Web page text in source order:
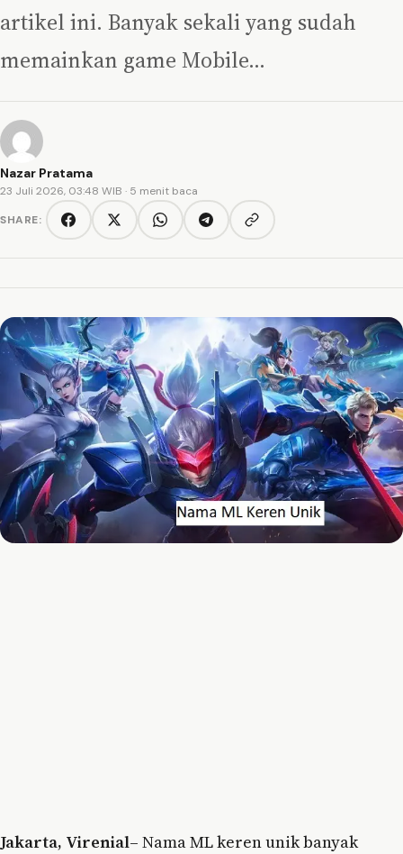
artikel ini. Banyak sekali yang sudah
memainkan game Mobile…
Nazar Pratama
23 Juli 2026, 03:48 WIB · 5 menit baca
SHARE:
FacebookTwitter/XWhatsAppTelegramCopy link
Jakarta, Virenial– Nama ML keren unik banyak